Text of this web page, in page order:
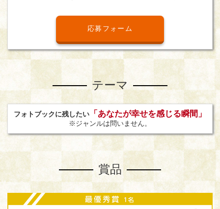
応募フォーム
テーマ
フォトブックに残したい 「あなたが幸せを感じる瞬間」
※ジャンルは問いません。
賞品